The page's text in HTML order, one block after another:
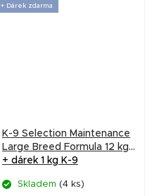
+ Dárek zdarma
K-9 Selection Maintenance
Large Breed Formula 12 kg
+ dárek 1 kg K-9
Skladem (4 ks)